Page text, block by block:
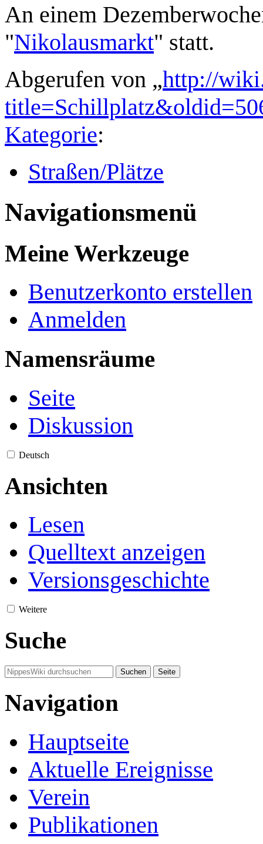
An einem
"Nikolausmarkt" statt.
Abgerufen von „http://
Kategorie:
Straßen/Plätze
Navigationsmenü
Meine Werkzeuge
Benutzerkonto erstellen
Anmelden
Namensräume
Seite
Diskussion
Deutsch
Ansichten
Lesen
Quelltext anzeigen
Versionsgeschichte
Weitere
Suche
Navigation
Hauptseite
Aktuelle Ereignisse
Verein
Publikationen